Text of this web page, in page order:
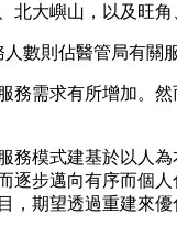
大嶼山，以及旺
數則佔醫管局有關
需求有所增加。
模式建基於以人
步邁向有序而個
期望透過重建來